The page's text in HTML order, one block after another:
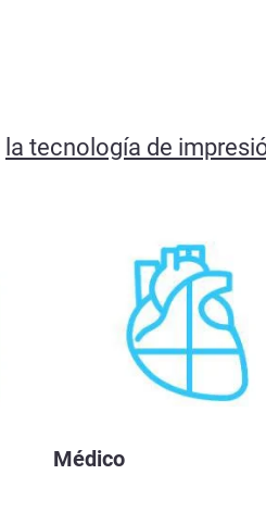
la tecnología de
Médico